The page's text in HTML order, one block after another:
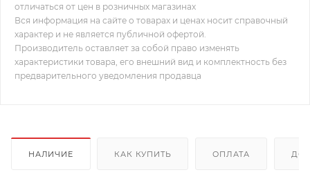
отличаться от цен в розничных магазинах
Вся информация на сайте о товарах и ценах носит справочный
характер и не является публичной офертой.
Производитель оставляет за собой право изменять
характеристики товара, его внешний вид и комплектность без
предварительного уведомления продавца
НАЛИЧИЕ КАК КУПИТЬ ОПЛАТА